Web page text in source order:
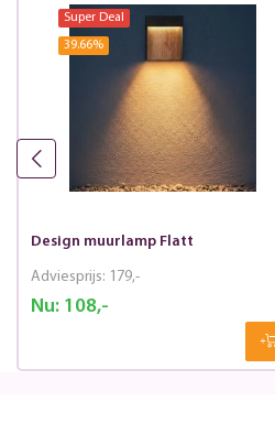
Super Deal
39.66%
Design muurlamp Flatt
Nu:108,-
Adviesprijs: 179,-